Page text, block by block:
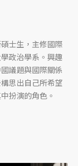
士生，主修國際
政治學系。興趣
議題與國際關係
思出自己所希望
扮演的角色。